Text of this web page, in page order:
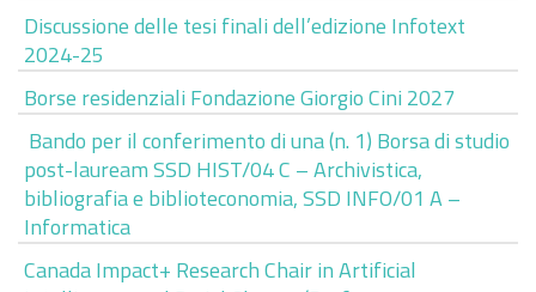
Discussione delle tesi finali dell’edizione Infotext
2024-25
Borse residenziali Fondazione Giorgio Cini 2027
Bando per il conferimento di una (n. 1) Borsa di studio
post-lauream SSD HIST/04 C – Archivistica,
bibliografia e biblioteconomia, SSD INFO/01 A –
Informatica
Canada Impact+ Research Chair in Artificial